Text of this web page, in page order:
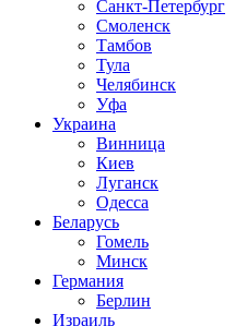
Санкт-Петербург
Смоленск
Тамбов
Тула
Челябинск
Уфа
Украина
Винница
Киев
Луганск
Одесса
Беларусь
Гомель
Минск
Германия
Берлин
Израиль